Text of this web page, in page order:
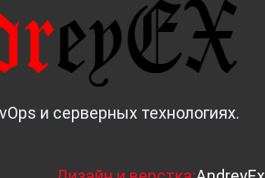
и серверных технологиях.